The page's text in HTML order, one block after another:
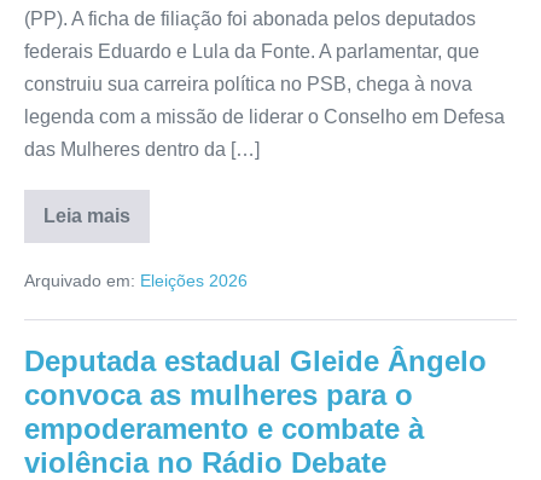
(PP). A ficha de filiação foi abonada pelos deputados
federais Eduardo e Lula da Fonte. A parlamentar, que
construiu sua carreira política no PSB, chega à nova
legenda com a missão de liderar o Conselho em Defesa
das Mulheres dentro da […]
Leia mais
Arquivado em: Eleições 2026
Deputada estadual Gleide Ângelo
convoca as mulheres para o
empoderamento e combate à
violência no Rádio Debate